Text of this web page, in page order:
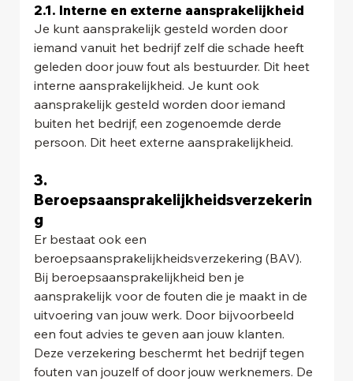
2.1. Interne en externe aansprakelijkheid
Je kunt aansprakelijk gesteld worden door
iemand vanuit het bedrijf zelf die schade heeft
geleden door jouw fout als bestuurder. Dit heet
interne aansprakelijkheid. Je kunt ook
aansprakelijk gesteld worden door iemand
buiten het bedrijf, een zogenoemde derde
persoon. Dit heet externe aansprakelijkheid.
3.
Beroepsaansprakelijkheidsverzekerin
g
Er bestaat ook een
beroepsaansprakelijkheidsverzekering (BAV).
Bij beroepsaansprakelijkheid ben je
aansprakelijk voor de fouten die je maakt in de
uitvoering van jouw werk. Door bijvoorbeeld
een fout advies te geven aan jouw klanten.
Deze verzekering beschermt het bedrijf tegen
fouten van jouzelf of door jouw werknemers. De